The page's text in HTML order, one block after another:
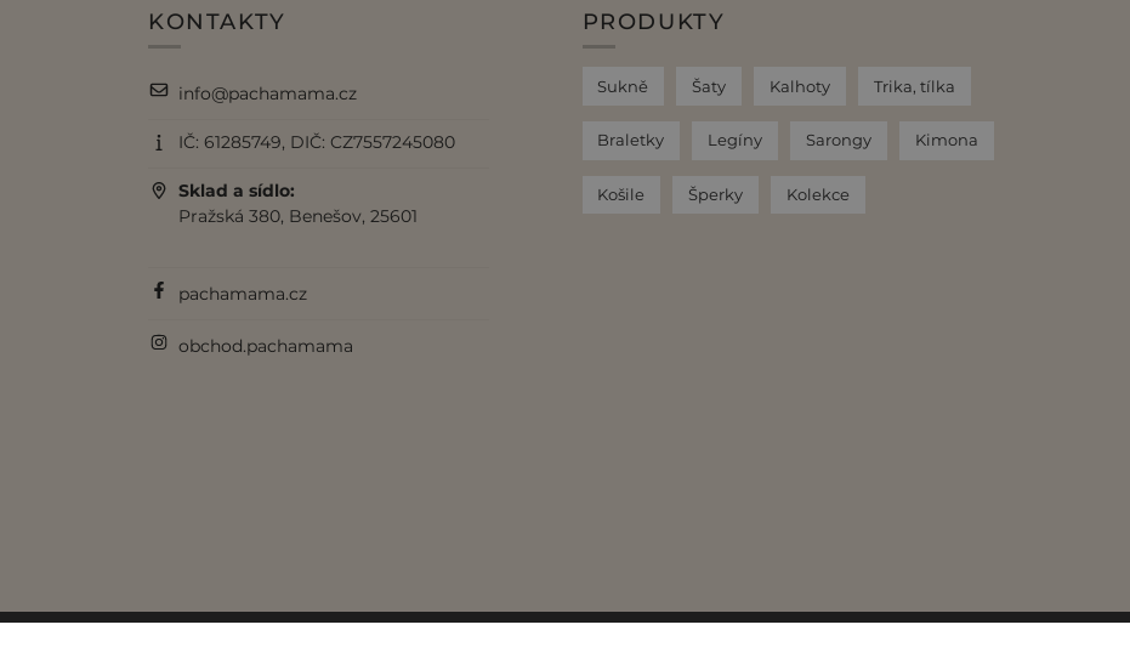
KONTAKTY
info@pachamama.cz
IČ: 61285749, DIČ: CZ7557245080
Sklad a sídlo:
Pražská 380, Benešov, 25601
pachamama.cz
obchod.pachamama
PRODUKTY
Sukně Šaty Kalhoty Trika, tílka
Braletky Legíny Sarongy Kimona
Košile Šperky Kolekce